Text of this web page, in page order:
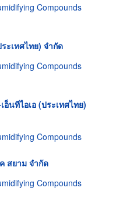
Compounds
ะเทศไทย) จำกัด
Compounds
อ็นทีไอเอ (ประเทศไทย)
Compounds
สยาม จำกัด
Compounds